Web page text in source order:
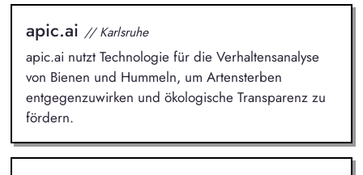
apic.ai // Karlsruhe
apic.ai nutzt Technologie für die Verhaltensanalyse
von Bienen und Hummeln, um Artensterben
entgegenzuwirken und ökologische Transparenz zu
fördern.